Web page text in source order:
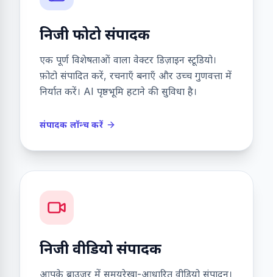
निजी फोटो संपादक
एक पूर्ण विशेषताओं वाला वेक्टर डिज़ाइन स्टूडियो।
फ़ोटो संपादित करें, रचनाएँ बनाएँ और उच्च गुणवत्ता में
निर्यात करें। AI पृष्ठभूमि हटाने की सुविधा है।
संपादक लॉन्च करें
निजी वीडियो संपादक
आपके ब्राउज़र में समयरेखा-आधारित वीडियो संपादन।